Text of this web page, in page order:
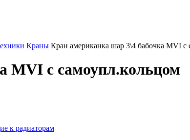
Краны Кран американка шар 3\4 бабочка MVI с
MVI с самоупл.кольцом
к радиаторам